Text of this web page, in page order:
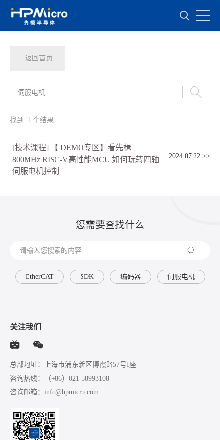
返回首页
找到 1 个结果
[技术课程] 【 DEMO专区】看先楫
800MHz RISC-V高性能MCU 如何玩转四轴
伺服电机控制
2024.07.22 >>
您需要查找什么
EtherCAT SDK 编码器 伺服电机
关注我们
总部地址：上海市浦东新区博霞路57号I座
咨询热线：
（+86）021-58993108
咨询邮箱： info@hpmicro.com